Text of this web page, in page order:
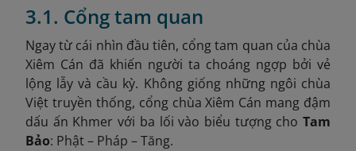
3.1. Cổng tam quan
Ngay từ cái nhìn đầu tiên, cổng tam quan của chùa
Xiêm Cán đã khiến người ta choáng ngợp bởi vẻ
lộng lẫy và cầu kỳ. Không giống những ngôi chùa
Việt truyền thống, cổng chùa Xiêm Cán mang đậm
dấu ấn Khmer với ba lối vào biểu tượng cho Tam
Bảo: Phật – Pháp – Tăng.